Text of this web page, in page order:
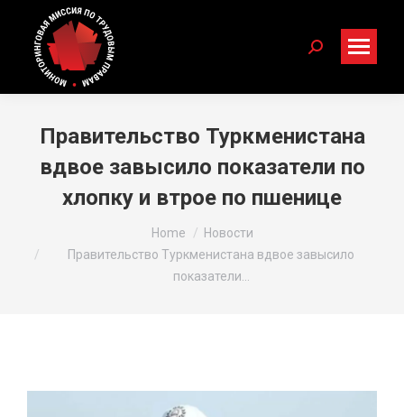
Search:
Правительство Туркменистана
вдвое завысило показатели по
хлопку и втрое по пшенице
Home
Новости
Правительство Туркменистана вдвое завысило
показатели…